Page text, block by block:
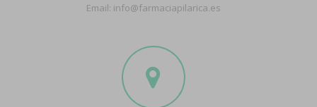
Email: info@farmaciapilarica.es